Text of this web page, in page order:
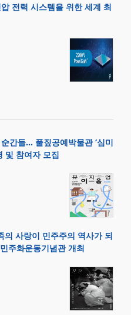
전력 시스템을 위한 세계 최
간들… 풀짚공예박물관 ‘심미
및 참여자 모집
의 사랑이 민주주의 역사가 되
주화운동기념관 개최